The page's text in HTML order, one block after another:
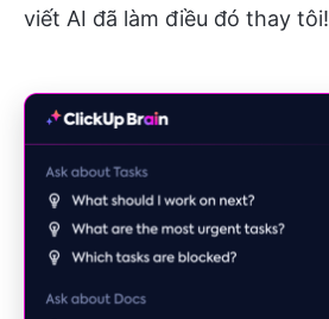
viết AI đã làm điều đó thay tôi!